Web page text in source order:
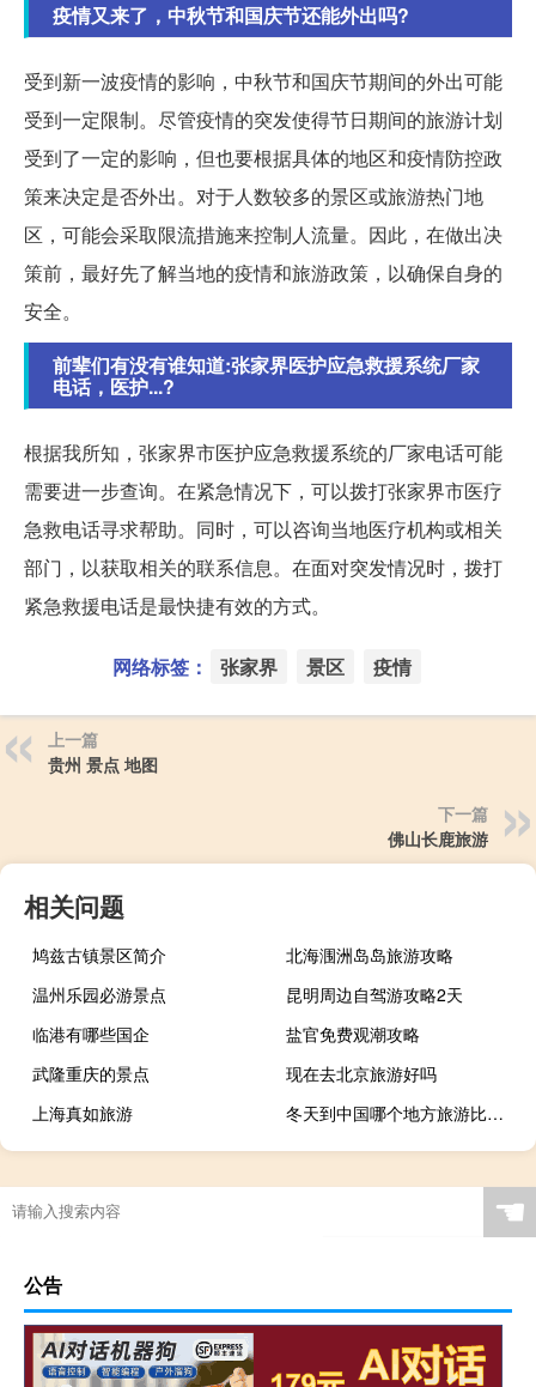
疫情又来了，中秋节和国庆节还能外出吗?
受到新一波疫情的影响，中秋节和国庆节期间的外出可能
受到一定限制。尽管疫情的突发使得节日期间的旅游计划
受到了一定的影响，但也要根据具体的地区和疫情防控政
策来决定是否外出。对于人数较多的景区或旅游热门地
区，可能会采取限流措施来控制人流量。因此，在做出决
策前，最好先了解当地的疫情和旅游政策，以确保自身的
安全。
前辈们有没有谁知道:张家界医护应急救援系统厂家
电话，医护...?
根据我所知，张家界市医护应急救援系统的厂家电话可能
需要进一步查询。在紧急情况下，可以拨打张家界市医疗
急救电话寻求帮助。同时，可以咨询当地医疗机构或相关
部门，以获取相关的联系信息。在面对突发情况时，拨打
紧急救援电话是最快捷有效的方式。
网络标签： 张家界 景区 疫情
上一篇
贵州 景点 地图
下一篇
佛山长鹿旅游
相关问题
鸠兹古镇景区简介
北海涠洲岛岛旅游攻略
温州乐园必游景点
昆明周边自驾游攻略2天
临港有哪些国企
盐官免费观潮攻略
武隆重庆的景点
现在去北京旅游好吗
上海真如旅游
冬天到中国哪个地方旅游比较好
☚
公告